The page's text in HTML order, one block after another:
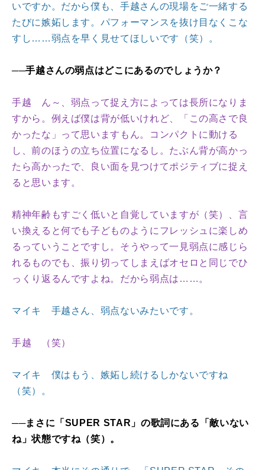
いですか。だから僕も、手越さんの現場をご一緒する
たびに嫉妬します。パフォーマンスを抜け目なくこな
すし……弱点を早く見せてほしいです（笑）。
──手越さんの弱点はどこにあるのでしょうか？
手越 ん～、弱点って捉え方によっては長所になりま
すから。例えば僕は背が低いけれど、「この高さで良
かったな」って思いますもん。コンパクトに動ける
し、前のほうの立ち位置になるし。たぶん背が高かっ
たら高かったで、良い面を見つけてポジティブに捉え
ると思います。
精神年齢もすごく低いと自覚していますが（笑）、言
い換えると何でも子どものようにフレッシュに楽しめ
るっていうことですし。そうやって一見弱点に感じら
れるものでも、振り切ってしまえばオセロと同じでひ
っくり返るんですよね。だから弱点は……。
マイキ 手越さん、弱点ないみたいです。
手越 （笑）
マイキ 僕はもう、嫉妬し続けるしかないですね
（笑）。
──まさに「SUPER STAR」の歌詞にある「敵いない
ね」状態ですね（笑）。